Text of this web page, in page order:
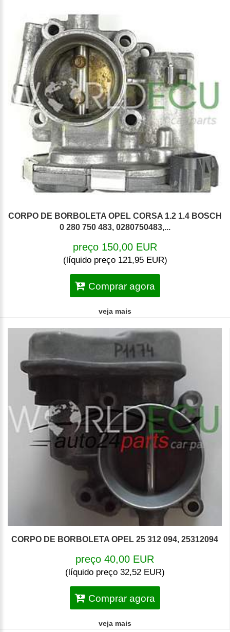
CORPO DE BORBOLETA OPEL CORSA 1.2 1.4 BOSCH
0 280 750 483, 0280750483,...
preço 150,00 EUR
(líquido preço 121,95 EUR)
Comprar agora
veja mais
CORPO DE BORBOLETA OPEL 25 312 094, 25312094
preço 40,00 EUR
(líquido preço 32,52 EUR)
Comprar agora
veja mais